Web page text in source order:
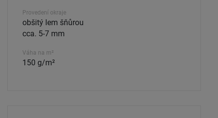
Provedení okraje
obšitý lem šňůrou
cca. 5-7 mm
Váha na m²
150 g/m²